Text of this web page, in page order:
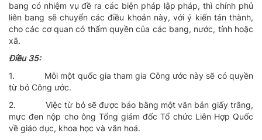
bang có nhiệm vụ đề ra các biện pháp lập pháp, thì chính phủ
liên bang sẽ chuyển các điều khoản này, với ý kiến tán thành,
cho các cơ quan có thẩm quyền của các bang, nước, tỉnh hoặc
xã.
Ðiều 35:
1. Mỗi một quốc gia tham gia Công ước này sẽ có quyền
từ bỏ Công ước.
2.Việc từ bỏ sẽ được báo bằng một văn bản giấy trắng,
mực đen nộp cho ông Tổng giám đốc Tổ chức Liên Hợp Quốc
về giáo dục, khoa học và văn hoá.